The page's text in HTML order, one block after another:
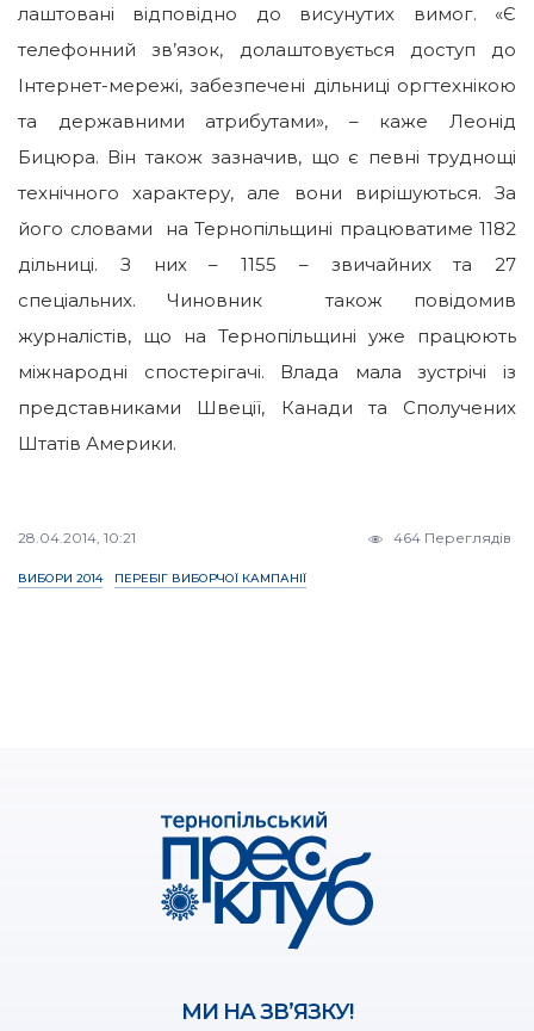
лаштовані відповідно до висунутих вимог. «Є
телефонний зв’язок, долаштовується доступ до
Інтернет-мережі, забезпечені дільниці оргтехнікою
та державними атрибутами», – каже Леонід
Бицюра. Він також зазначив, що є певні труднощі
технічного характеру, але вони вирішуються. За
його словами на Тернопільщині працюватиме 1182
дільниці. З них – 1155 – звичайних та 27
спеціальних. Чиновник також повідомив
журналістів, що на Тернопільщині уже працюють
міжнародні спостерігачі. Влада мала зустрічі із
представниками Швеції, Канади та Сполучених
Штатів Америки.
28.04.2014, 10:21 464 Переглядів
ВИБОРИ 2014 ПЕРЕБІГ ВИБОРЧОЇ КАМПАНІЇ
МИ НА ЗВ’ЯЗКУ!